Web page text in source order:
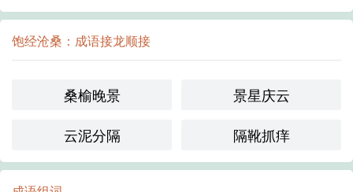
饱经沧桑：成语接龙顺接
桑榆晚景
景星庆云
云泥分隔
隔靴抓痒